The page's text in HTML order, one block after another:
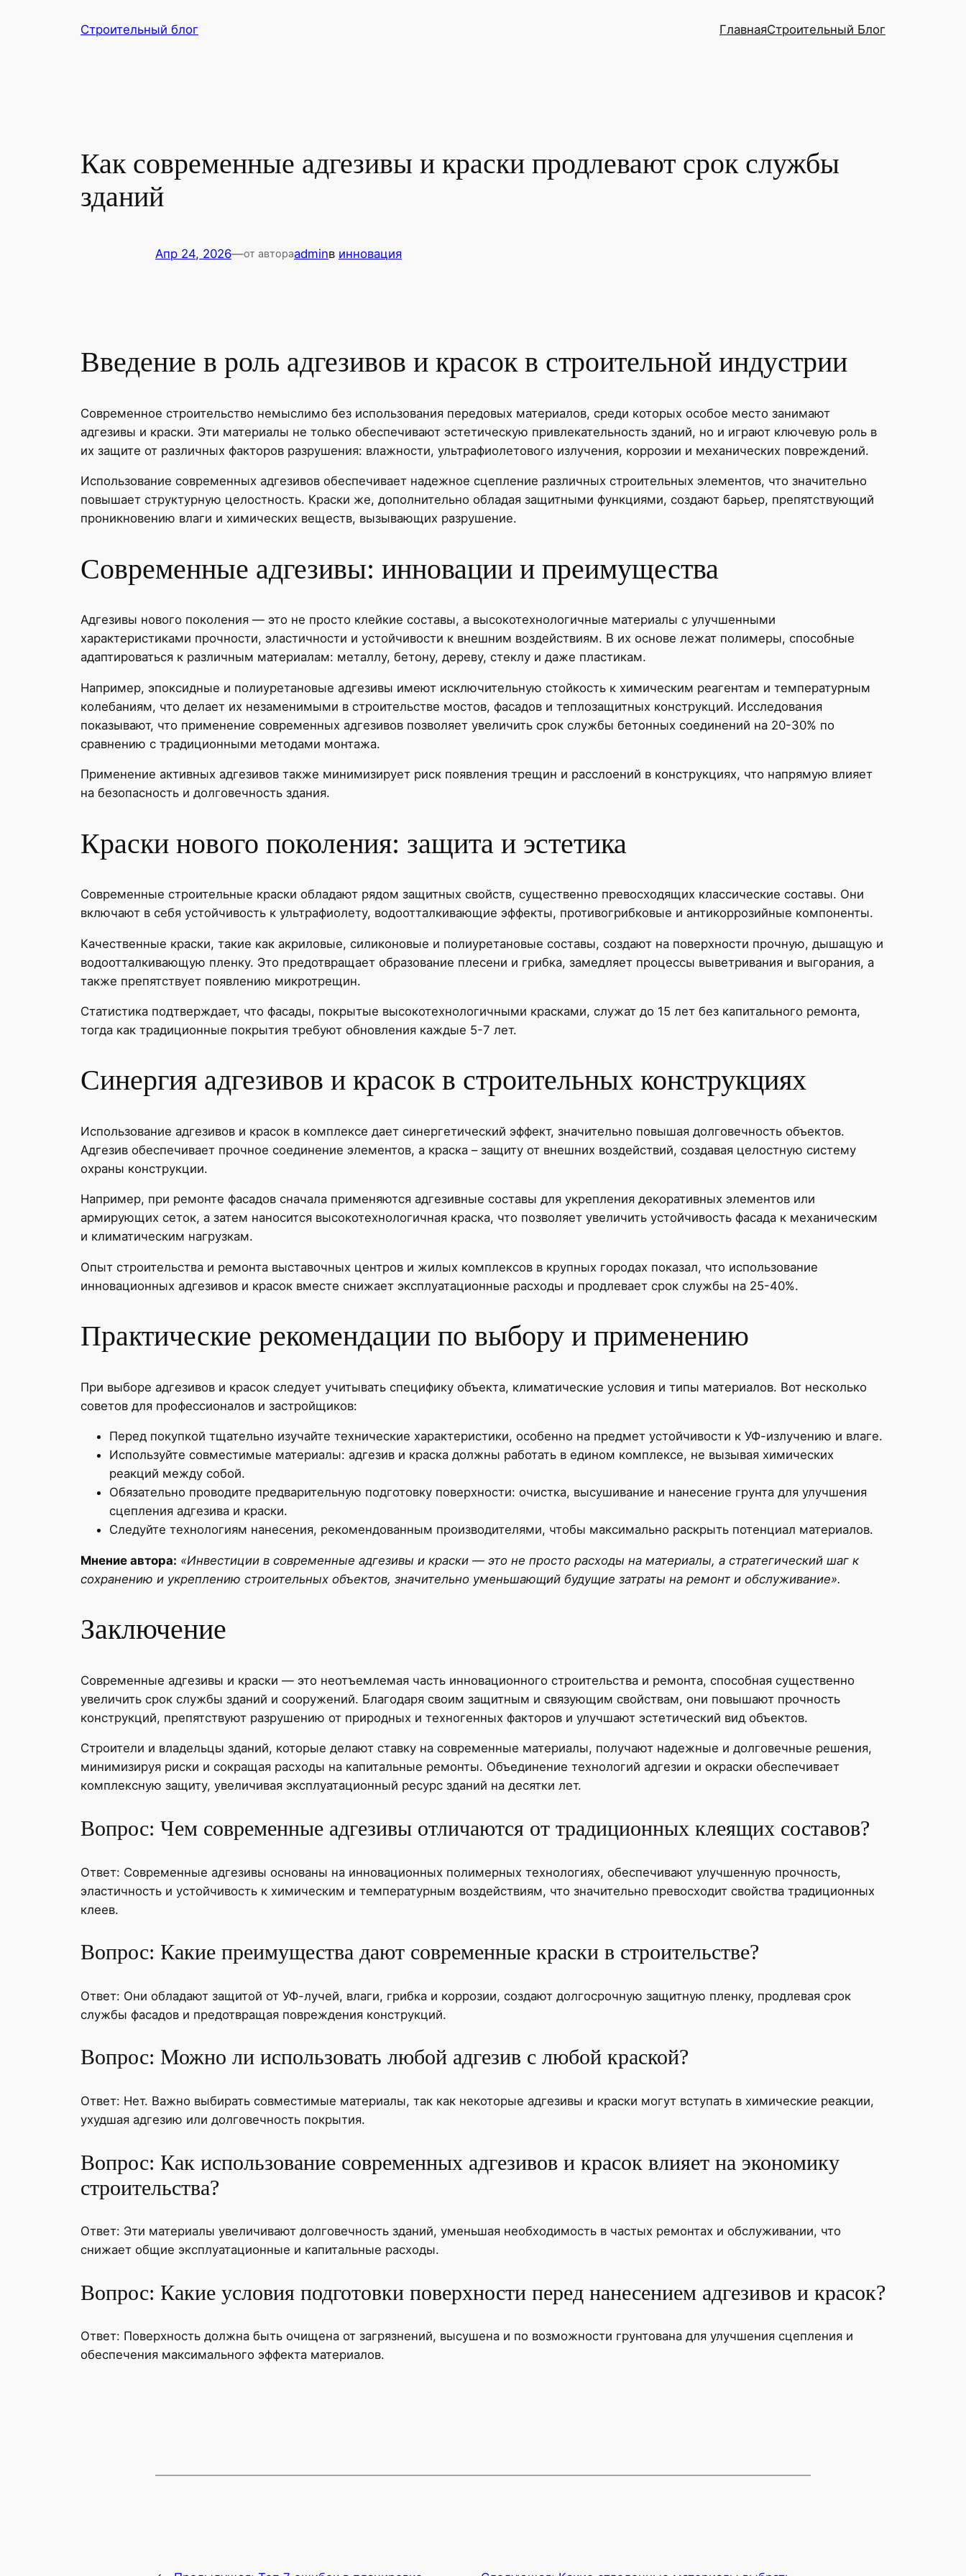
Строительный блог ГлавнаяСтроительный Блог
Как современные адгезивы и краски продлевают срок службы
зданий
Апр 24, 2026—от автораadminв инновация
Введение в роль адгезивов и красок в строительной индустрии
Современное строительство немыслимо без использования передовых материалов, среди которых особое место занимают
адгезивы и краски. Эти материалы не только обеспечивают эстетическую привлекательность зданий, но и играют ключевую роль в
их защите от различных факторов разрушения: влажности, ультрафиолетового излучения, коррозии и механических повреждений.
Использование современных адгезивов обеспечивает надежное сцепление различных строительных элементов, что значительно
повышает структурную целостность. Краски же, дополнительно обладая защитными функциями, создают барьер, препятствующий
проникновению влаги и химических веществ, вызывающих разрушение.
Современные адгезивы: инновации и преимущества
Адгезивы нового поколения — это не просто клейкие составы, а высокотехнологичные материалы с улучшенными
характеристиками прочности, эластичности и устойчивости к внешним воздействиям. В их основе лежат полимеры, способные
адаптироваться к различным материалам: металлу, бетону, дереву, стеклу и даже пластикам.
Например, эпоксидные и полиуретановые адгезивы имеют исключительную стойкость к химическим реагентам и температурным
колебаниям, что делает их незаменимыми в строительстве мостов, фасадов и теплозащитных конструкций. Исследования
показывают, что применение современных адгезивов позволяет увеличить срок службы бетонных соединений на 20-30% по
сравнению с традиционными методами монтажа.
Применение активных адгезивов также минимизирует риск появления трещин и расслоений в конструкциях, что напрямую влияет
на безопасность и долговечность здания.
Краски нового поколения: защита и эстетика
Современные строительные краски обладают рядом защитных свойств, существенно превосходящих классические составы. Они
включают в себя устойчивость к ультрафиолету, водоотталкивающие эффекты, противогрибковые и антикоррозийные компоненты.
Качественные краски, такие как акриловые, силиконовые и полиуретановые составы, создают на поверхности прочную, дышащую и
водоотталкивающую пленку. Это предотвращает образование плесени и грибка, замедляет процессы выветривания и выгорания, а
также препятствует появлению микротрещин.
Статистика подтверждает, что фасады, покрытые высокотехнологичными красками, служат до 15 лет без капитального ремонта,
тогда как традиционные покрытия требуют обновления каждые 5-7 лет.
Синергия адгезивов и красок в строительных конструкциях
Использование адгезивов и красок в комплексе дает синергетический эффект, значительно повышая долговечность объектов.
Адгезив обеспечивает прочное соединение элементов, а краска – защиту от внешних воздействий, создавая целостную систему
охраны конструкции.
Например, при ремонте фасадов сначала применяются адгезивные составы для укрепления декоративных элементов или
армирующих сеток, а затем наносится высокотехнологичная краска, что позволяет увеличить устойчивость фасада к механическим
и климатическим нагрузкам.
Опыт строительства и ремонта выставочных центров и жилых комплексов в крупных городах показал, что использование
инновационных адгезивов и красок вместе снижает эксплуатационные расходы и продлевает срок службы на 25-40%.
Практические рекомендации по выбору и применению
При выборе адгезивов и красок следует учитывать специфику объекта, климатические условия и типы материалов. Вот несколько
советов для профессионалов и застройщиков:
Перед покупкой тщательно изучайте технические характеристики, особенно на предмет устойчивости к УФ-излучению и влаге.
Используйте совместимые материалы: адгезив и краска должны работать в едином комплексе, не вызывая химических
реакций между собой.
Обязательно проводите предварительную подготовку поверхности: очистка, высушивание и нанесение грунта для улучшения
сцепления адгезива и краски.
Следуйте технологиям нанесения, рекомендованным производителями, чтобы максимально раскрыть потенциал материалов.
Мнение автора: «Инвестиции в современные адгезивы и краски — это не просто расходы на материалы, а стратегический шаг к
сохранению и укреплению строительных объектов, значительно уменьшающий будущие затраты на ремонт и обслуживание».
Заключение
Современные адгезивы и краски — это неотъемлемая часть инновационного строительства и ремонта, способная существенно
увеличить срок службы зданий и сооружений. Благодаря своим защитным и связующим свойствам, они повышают прочность
конструкций, препятствуют разрушению от природных и техногенных факторов и улучшают эстетический вид объектов.
Строители и владельцы зданий, которые делают ставку на современные материалы, получают надежные и долговечные решения,
минимизируя риски и сокращая расходы на капитальные ремонты. Объединение технологий адгезии и окраски обеспечивает
комплексную защиту, увеличивая эксплуатационный ресурс зданий на десятки лет.
Вопрос: Чем современные адгезивы отличаются от традиционных клеящих составов?
Ответ: Современные адгезивы основаны на инновационных полимерных технологиях, обеспечивают улучшенную прочность,
эластичность и устойчивость к химическим и температурным воздействиям, что значительно превосходит свойства традиционных
клеев.
Вопрос: Какие преимущества дают современные краски в строительстве?
Ответ: Они обладают защитой от УФ-лучей, влаги, грибка и коррозии, создают долгосрочную защитную пленку, продлевая срок
службы фасадов и предотвращая повреждения конструкций.
Вопрос: Можно ли использовать любой адгезив с любой краской?
Ответ: Нет. Важно выбирать совместимые материалы, так как некоторые адгезивы и краски могут вступать в химические реакции,
ухудшая адгезию или долговечность покрытия.
Вопрос: Как использование современных адгезивов и красок влияет на экономику
строительства?
Ответ: Эти материалы увеличивают долговечность зданий, уменьшая необходимость в частых ремонтах и обслуживании, что
снижает общие эксплуатационные и капитальные расходы.
Вопрос: Какие условия подготовки поверхности перед нанесением адгезивов и красок?
Ответ: Поверхность должна быть очищена от загрязнений, высушена и по возможности грунтована для улучшения сцепления и
обеспечения максимального эффекта материалов.